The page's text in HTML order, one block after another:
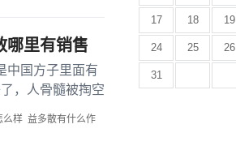
哪里有销售
中国方子里面有
，人骨髓被掏空
么样 益多散有什么作
17 18 19
24 25 26
31